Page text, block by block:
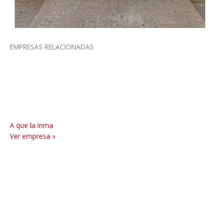
EMPRESAS RELACIONADAS
A que la Inma
Ver empresa »